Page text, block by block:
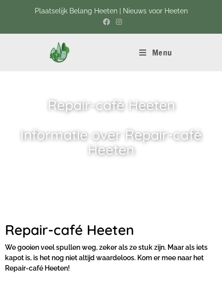
Plaatselijk Belang Heeten | Nieuws voor Heeten
Menu
Repair-café Heeten
Informatie over Repair-café
Heeten
Repair-café Heeten
We gooien veel spullen weg, zeker als ze stuk zijn. Maar als iets
kapot is, is het nog niet altijd waardeloos. Kom er mee naar het
Repair-café Heeten!